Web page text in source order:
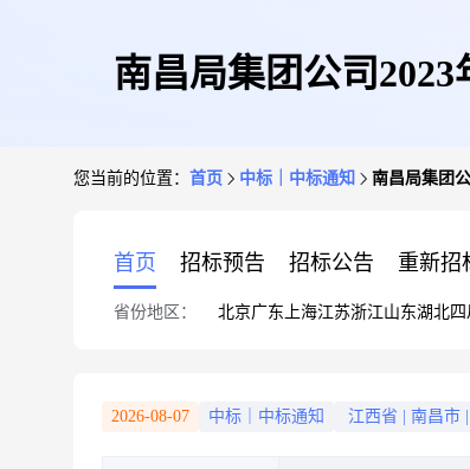
南昌局集团公司
您当前的位置： 首页 中标｜中标通知 南昌局集团
首页 招标预告 招标公告 重新招
省份地区： 北京广东 上海江苏浙江山东湖北四
2026-08-07 中标｜中标通知 江西省 南昌市